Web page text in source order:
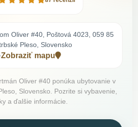
Oliver #40, Poštová 4023, 059 85
Pleso, Slovensko
Zobraziť mapu
Oliver #40 ponúka ubytovanie v
Slovensko. Pozrite si vybavenie,
a ďalšie informácie.